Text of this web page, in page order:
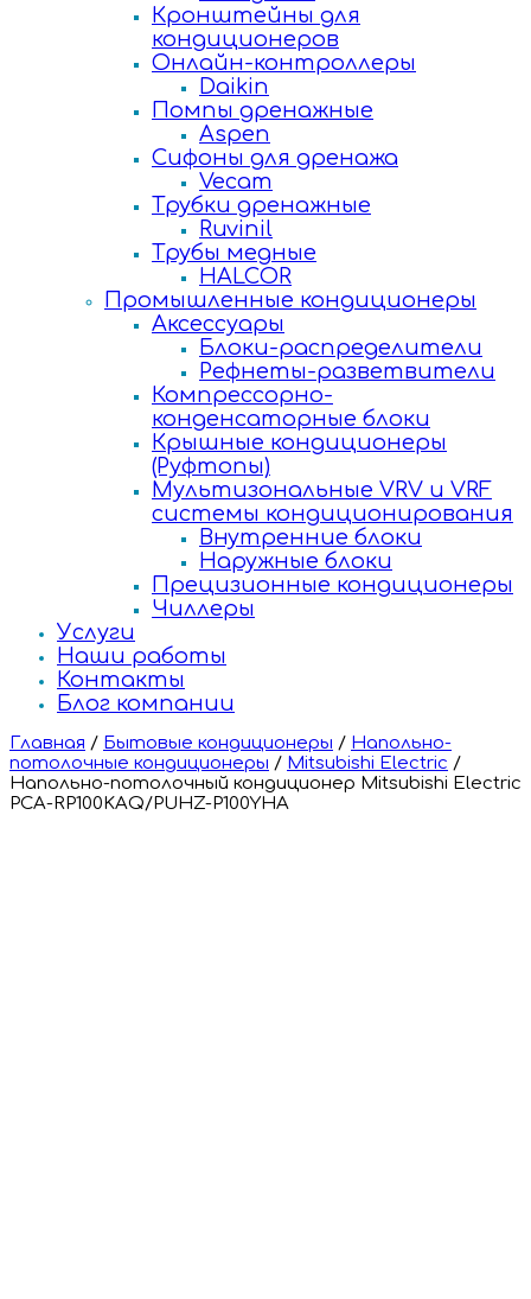
Кронштейны для
кондиционеров
Онлайн-контроллеры
Daikin
Помпы дренажные
Aspen
Сифоны для дренажа
Vecam
Трубки дренажные
Ruvinil
Трубы медные
HALCOR
Промышленные кондиционеры
Аксессуары
Блоки-распределители
Рефнеты-разветвители
Компрессорно-
конденсаторные блоки
Крышные кондиционеры
(Руфтопы)
Мультизональные VRV и VRF
системы кондиционирования
Внутренние блоки
Наружные блоки
Прецизионные кондиционеры
Чиллеры
Услуги
Наши работы
Контакты
Блог компании
Главная / Бытовые кондиционеры / Напольно-
потолочные кондиционеры / Mitsubishi Electric /
Напольно-потолочный кондиционер Mitsubishi Electric
PCA-RP100KAQ/PUHZ-P100YHA